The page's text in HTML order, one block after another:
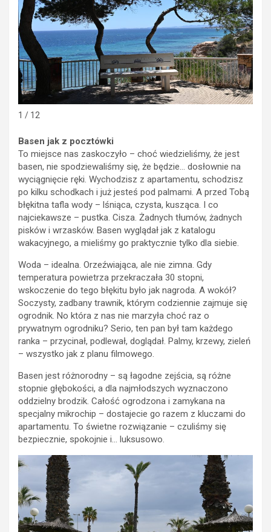
1 / 12
Basen jak z pocztówki
To miejsce nas zaskoczyło – choć wiedzieliśmy, że jest
basen, nie spodziewaliśmy się, że będzie… dosłownie na
wyciągnięcie ręki. Wychodzisz z apartamentu, schodzisz
po kilku schodkach i już jesteś pod palmami. A przed Tobą
błękitna tafla wody – lśniąca, czysta, kusząca. I co
najciekawsze – pustka. Cisza. Żadnych tłumów, żadnych
pisków i wrzasków. Basen wyglądał jak z katalogu
wakacyjnego, a mieliśmy go praktycznie tylko dla siebie.
Woda – idealna. Orzeźwiająca, ale nie zimna. Gdy
temperatura powietrza przekraczała 30 stopni,
wskoczenie do tego błękitu było jak nagroda. A wokół?
Soczysty, zadbany trawnik, którym codziennie zajmuje się
ogrodnik. No która z nas nie marzyła choć raz o
prywatnym ogrodniku? Serio, ten pan był tam każdego
ranka – przycinał, podlewał, doglądał. Palmy, krzewy, zieleń
– wszystko jak z planu filmowego.
Basen jest różnorodny – są łagodne zejścia, są różne
stopnie głębokości, a dla najmłodszych wyznaczono
oddzielny brodzik. Całość ogrodzona i zamykana na
specjalny mikrochip – dostajecie go razem z kluczami do
apartamentu. To świetne rozwiązanie – czuliśmy się
bezpiecznie, spokojnie i… luksusowo.